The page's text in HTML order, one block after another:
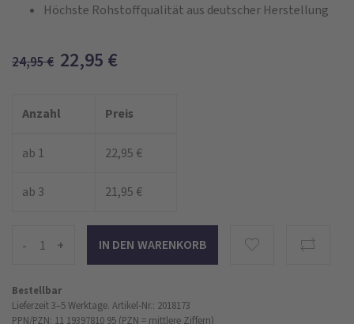
Höchste Rohstoffqualität aus deutscher Herstellung
24,95€ 22,95 €
Anzahl Preis
ab 1 22,95 €
ab 3 21,95 €
- +
Bestellbar
Lieferzeit 3–5 Werktage. Artikel-Nr.: 2018173
PPN/PZN: 11 19397810 95 (PZN = mittlere Ziffern)